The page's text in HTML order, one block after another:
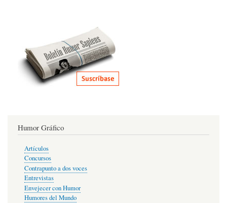
Humor Gráfico
Artículos
Concursos
Contrapunto a dos voces
Entrevistas
Envejecer con Humor
Humores del Mundo